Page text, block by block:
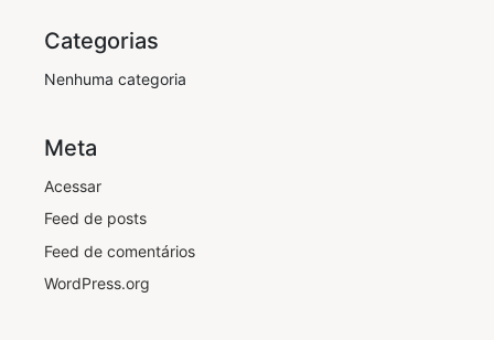
Categorias
Nenhuma categoria
Meta
Acessar
Feed de posts
Feed de comentários
WordPress.org